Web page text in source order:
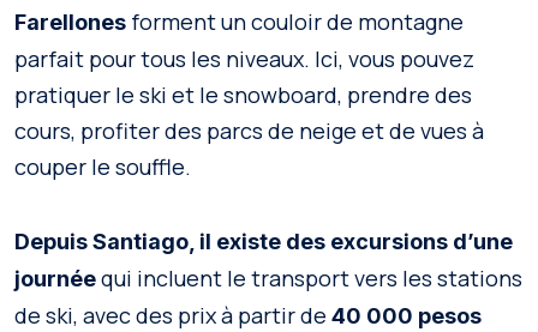
Farellones forment un couloir de montagne
parfait pour tous les niveaux. Ici, vous pouvez
pratiquer le ski et le snowboard, prendre des
cours, profiter des parcs de neige et de vues à
couper le souffle.
Depuis Santiago, il existe des excursions d’une
journéequi incluent le transport vers les stations
de ski, avec des prix à partir de 40 000 pesos